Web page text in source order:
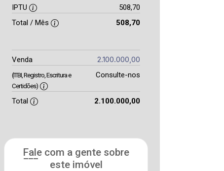
IPTU
508,70
Total / Mês
508,70
Venda 2.100.000,00
(ITBI, Registro, Escritura e
Certidões)
Consulte-nos
Total 2.100.000,00
Fale com a gente sobre
este imóvel